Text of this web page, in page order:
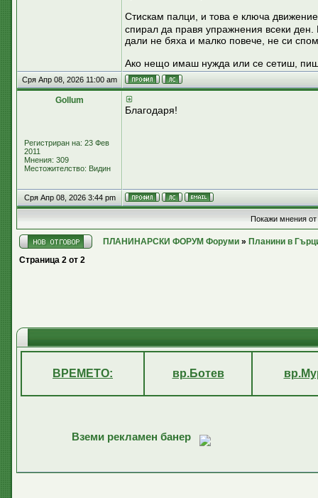
Стискам палци, и това е ключа
спирал да правя упражнения всеки
дали не бяха и малко повече, не си
Ако нещо имаш нужда или се сетиш,
Сря Апр 08, 2026 11:00 am
Gollum
Регистриран на: 23 Фев
2011
Мнения: 309
Местожителство: Видин
Благодаря!
Сря Апр 08, 2026 3:44 pm
Покажи мнения
ПЛАНИНАРСКИ ФОРУМ Форуми » Планини в
Страница 2 от 2
ВРЕМЕТО: вр.Ботев
Вземи рекламен банер